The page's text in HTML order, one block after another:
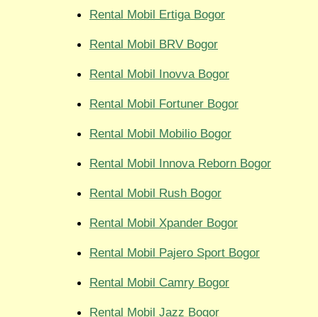
Rental Mobil Ertiga Bogor
Rental Mobil BRV Bogor
Rental Mobil Inovva Bogor
Rental Mobil Fortuner Bogor
Rental Mobil Mobilio Bogor
Rental Mobil Innova Reborn Bogor
Rental Mobil Rush Bogor
Rental Mobil Xpander Bogor
Rental Mobil Pajero Sport Bogor
Rental Mobil Camry Bogor
Rental Mobil Jazz Bogor